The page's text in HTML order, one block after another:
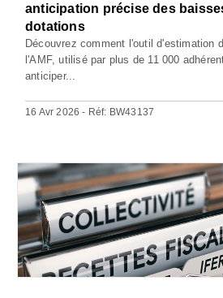
anticipation précise des
dotations
Découvrez comment l'outil d'estimation
l'AMF, utilisé par plus de 11 000
anticiper...
16 Avr 2026 - Réf: BW43137